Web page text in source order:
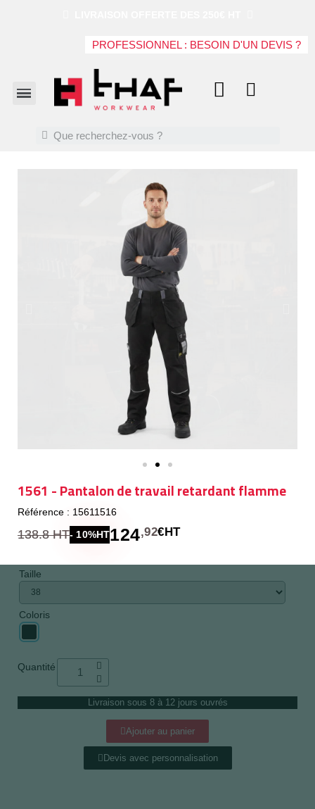
PROFESSIONNEL : BESOIN D'UN DEVIS ?
1561 - Pantalon de travail retardant flamme
Référence : 15611516
138.8 HT- 10%HT124,92€HT
Taille
Coloris
Quantité
Livraison sous 8 à 12 jours ouvrés
Ajouter au panier
Devis avec personnalisation